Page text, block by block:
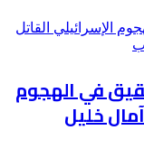
في الهجوم
خليل